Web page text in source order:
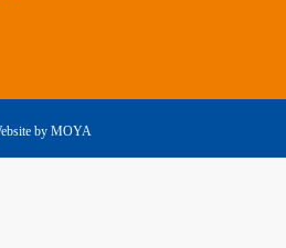
by MOYA